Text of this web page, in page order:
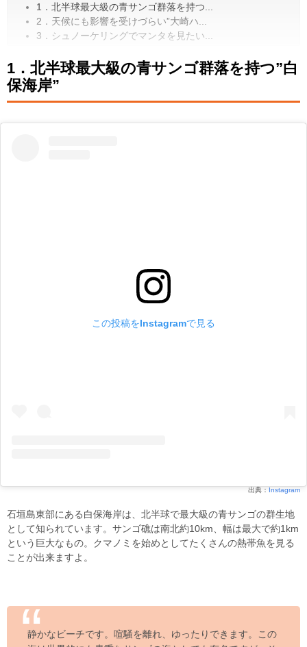
1．北半球最大級の青サンゴ群落を持つ...
2．天候にも影響を受けづらい”大崎ハ...
3．シュノーケリングでマンタを見たい...
1．北半球最大級の青サンゴ群落を持つ”白
保海岸”
この投稿をInstagramで見る
出典： Instagram
石垣島東部にある白保海岸は、北半球で最大級の青サンゴの群生地
として知られています。サンゴ礁は南北約10km、幅は最大で約1km
という巨大なもの。クマノミを始めとしてたくさんの熱帯魚を見る
ことが出来ますよ。
静かなビーチです。喧騒を離れ、ゆったりできます。この